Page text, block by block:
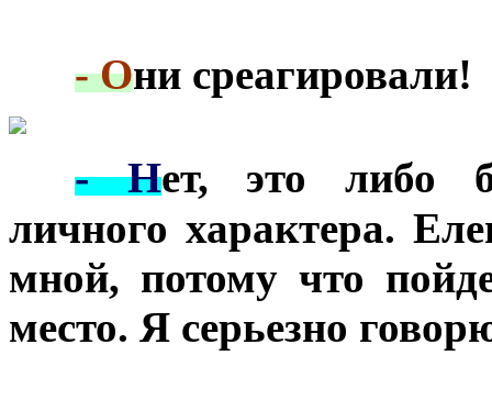
- Они среагировали!
- Нет, это либо
личного характера.
мной, потому что
место. Я серьезно